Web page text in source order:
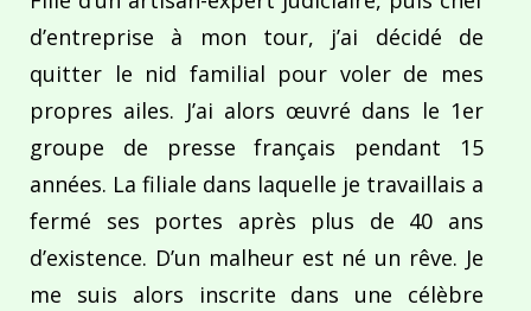
d’entreprise à mon tour, j’ai décidé de
quitter le nid familial pour voler de mes
propres ailes. J’ai alors œuvré dans le 1er
groupe de presse français pendant 15
années. La filiale dans laquelle je travaillais a
fermé ses portes après plus de 40 ans
d’existence. D’un malheur est né un rêve. Je
me suis alors inscrite dans une célèbre